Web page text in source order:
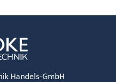
Handels-GmbH